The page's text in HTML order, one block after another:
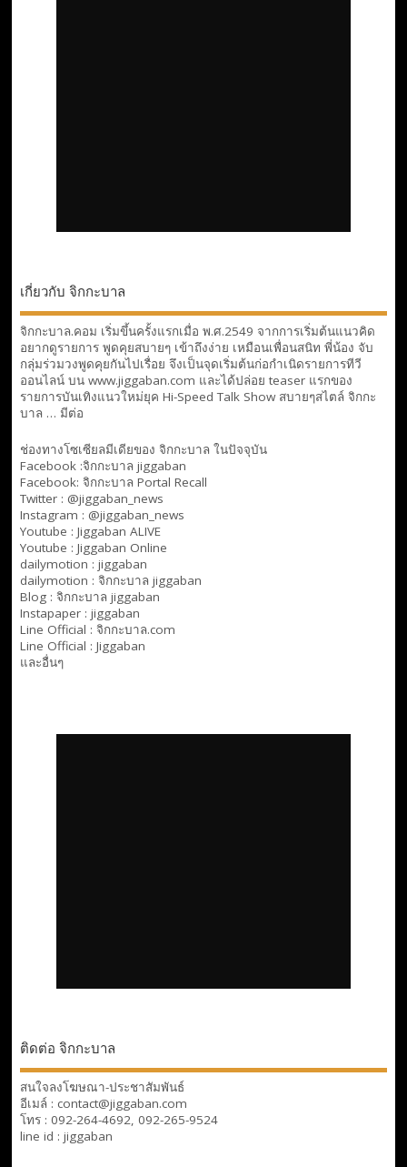
เกี่ยวกับ จิกกะบาล
จิกกะบาล.คอม เริ่มขึ้นครั้งแรกเมื่อ พ.ศ.2549 จากการเริ่มต้นแนวคิด
อยากดูรายการ พูดคุยสบายๆ เข้าถึงง่าย เหมือนเพื่อนสนิท พี่น้อง จับ
กลุ่มร่วมวงพูดคุยกันไปเรื่อย จึงเป็นจุดเริ่มต้นก่อกำเนิดรายการทีวี
ออนไลน์ บน www.jiggaban.com และได้ปล่อย teaser แรกของ
รายการบันเทิงแนวใหม่ยุค Hi-Speed Talk Show สบายๆสไตล์ จิกกะ
บาล … มีต่อ
ช่องทางโซเซียลมีเดียของ จิกกะบาล ในปัจจุบัน
Facebook :จิกกะบาล jiggaban
Facebook: จิกกะบาล Portal Recall
Twitter : @jiggaban_news
Instagram : @jiggaban_news
Youtube : Jiggaban ALIVE
Youtube : Jiggaban Online
dailymotion : jiggaban
dailymotion : จิกกะบาล jiggaban
Blog : จิกกะบาล jiggaban
Instapaper : jiggaban
Line Official : จิกกะบาล.com
Line Official : Jiggaban
และอื่นๆ
ติดต่อ จิกกะบาล
สนใจลงโฆษณา-ประชาสัมพันธ์
อีเมล์ : contact@jiggaban.com
โทร : 092-264-4692, 092-265-9524
line id : jiggaban